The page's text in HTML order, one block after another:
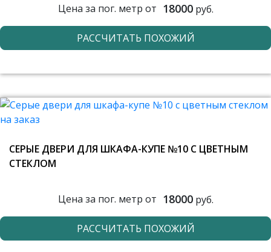
Цена за пог. метр от 18000руб.
РАССЧИТАТЬ ПОХОЖИЙ
СЕРЫЕ ДВЕРИ ДЛЯ ШКАФА-КУПЕ №10 С ЦВЕТНЫМ
СТЕКЛОМ
Цена за пог. метр от 18000руб.
РАССЧИТАТЬ ПОХОЖИЙ